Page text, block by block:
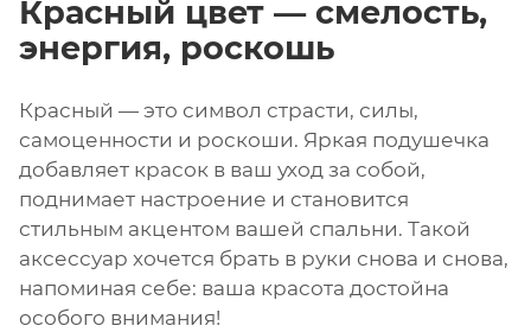
Красный цвет — смелость,
энергия, роскошь
Красный — это символ страсти, силы,
самоценности и роскоши. Яркая подушечка
добавляет красок в ваш уход за собой,
поднимает настроение и становится
стильным акцентом вашей спальни. Такой
аксессуар хочется брать в руки снова и снова,
напоминая себе: ваша красота достойна
особого внимания!